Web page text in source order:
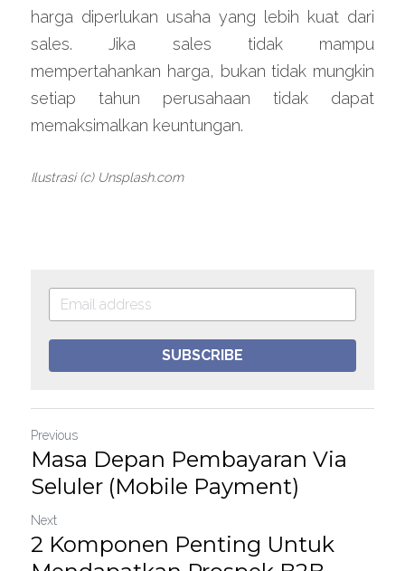
harga diperlukan usaha yang lebih kuat dari
sales. Jika sales tidak mampu
mempertahankan harga, bukan tidak mungkin
setiap tahun perusahaan tidak dapat
memaksimalkan keuntungan.
Ilustrasi (c) Unsplash.com
SUBSCRIBE
Previous
Masa Depan Pembayaran Via
Seluler (Mobile Payment)
Next
2 Komponen Penting Untuk